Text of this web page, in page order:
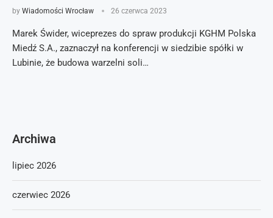
by Wiadomości Wrocław 26 czerwca 2023
Marek Świder, wiceprezes do spraw produkcji KGHM Polska
Miedź S.A., zaznaczył na konferencji w siedzibie spółki w
Lubinie, że budowa warzelni soli…
Archiwa
lipiec 2026
czerwiec 2026